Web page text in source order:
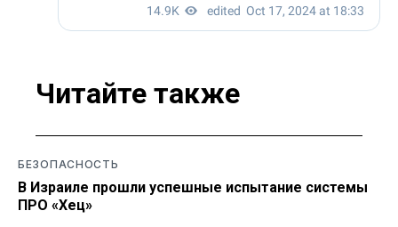
Читайте также
БЕЗОПАСНОСТЬ
В Израиле прошли успешные испытание системы
ПРО «Хец»